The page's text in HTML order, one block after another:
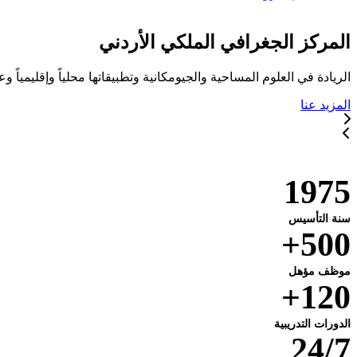
المركز الجغرافي الملكي الأردني
الريادة في العلوم المساحية والجيومكانية وتطبيقاتها محلياً وإقليمياً
المزيد عنا
1975
سنة التأسيس
500+
موظف مؤهل
120+
الدورات التدريبية